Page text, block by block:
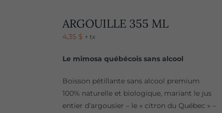
ARGOUILLE 355 ML
4,35 $ + tx
Le mimosa québécois sans alcool
Boisson pétillante sans alcool premium
100% naturelle et biologique, mariant le jus
entier d’argousier – le « citron du Québec » –